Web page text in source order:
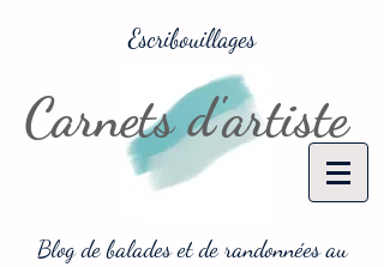
Escribouillages
Carnets d'artiste
Blog de balades et de randonnées au